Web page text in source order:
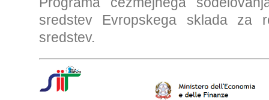
sredstev Evropskega sklada za
sredstev.